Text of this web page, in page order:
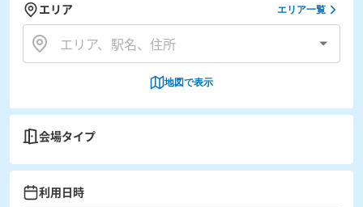
エリア エリア一覧
地図で表示
会場タイプ
利用日時